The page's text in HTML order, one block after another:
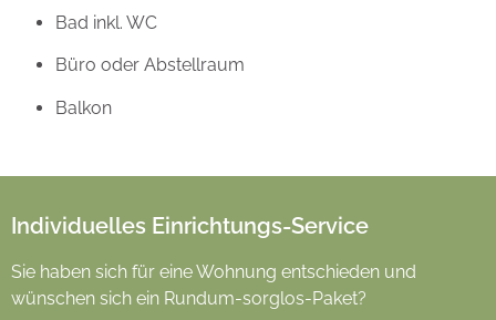
Bad inkl. WC
Büro oder Abstellraum
Balkon
Individuelles Einrichtungs-Service
Sie haben sich für eine Wohnung entschieden und
wünschen sich ein Rundum-sorglos-Paket?